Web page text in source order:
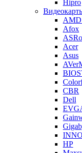
Hipro
AMD
Afox
Acer
Asus
CBR
Dell
HP